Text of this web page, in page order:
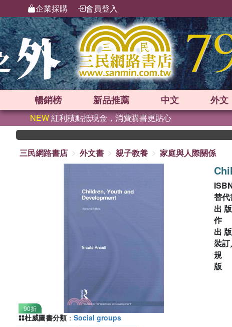
企業採購 會員登入
暢銷榜 新品推薦 中文 外文
NEW紅利積點抵現金，消費購書更貼心
三民網路書店
外文書 親子教養 家庭與人際關係
90折
替代
出
作
出
裝
規
版
杜威圖書分類 ： Social groups